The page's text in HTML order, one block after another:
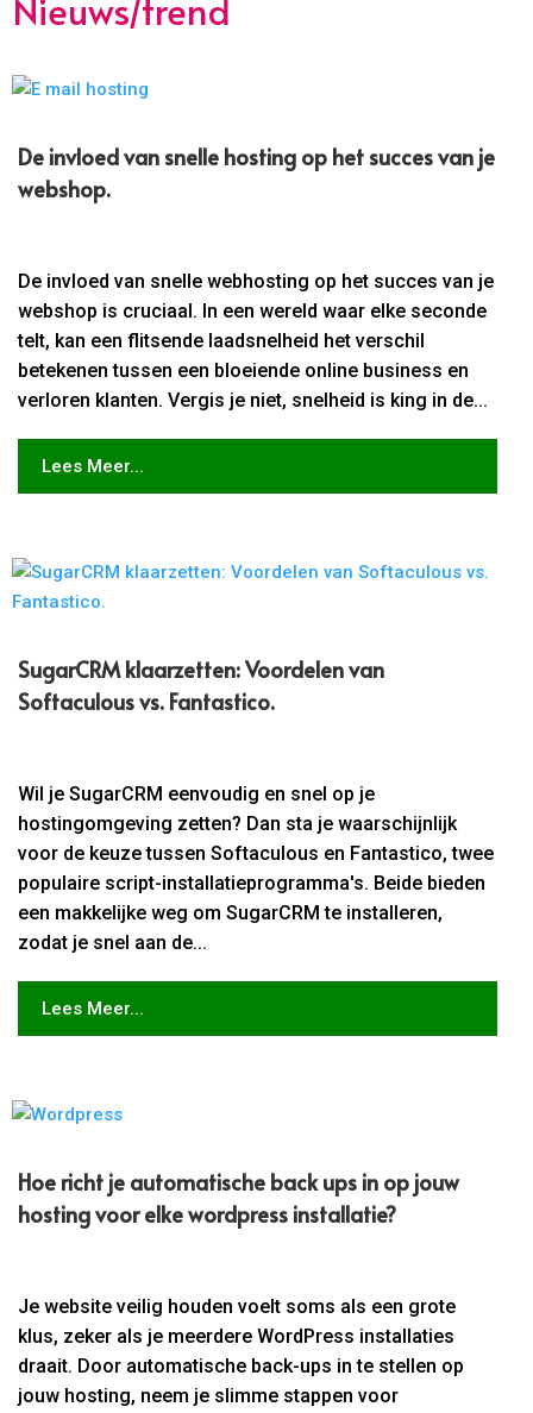
Nieuws/trend
De invloed van snelle hosting op het succes van je
webshop.​
De invloed van snelle webhosting op het succes van je
webshop is cruciaal. In een wereld waar elke seconde
telt, kan een flitsende laadsnelheid het verschil
betekenen tussen een bloeiende online business en
verloren klanten. Vergis je niet, snelheid is king in de...
Lees Meer...
SugarCRM klaarzetten: Voordelen van
Softaculous vs.​ Fantastico.​
Wil je SugarCRM eenvoudig en snel op je
hostingomgeving zetten? Dan sta je waarschijnlijk
voor de keuze tussen Softaculous en Fantastico, twee
populaire script-installatieprogramma's. Beide bieden
een makkelijke weg om SugarCRM te installeren,
zodat je snel aan de...
Lees Meer...
Hoe richt je automatische back ups in op jouw
hosting voor elke wordpress installatie?
Je website veilig houden voelt soms als een grote
klus, zeker als je meerdere WordPress installaties
draait. Door automatische back-ups in te stellen op
jouw hosting, neem je slimme stappen voor